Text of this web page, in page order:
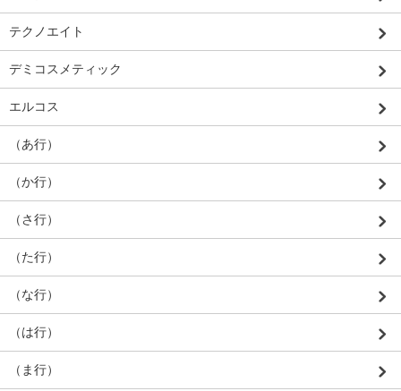
テクノエイト
デミコスメティック
エルコス
（あ行）
（か行）
（さ行）
（た行）
（な行）
（は行）
（ま行）